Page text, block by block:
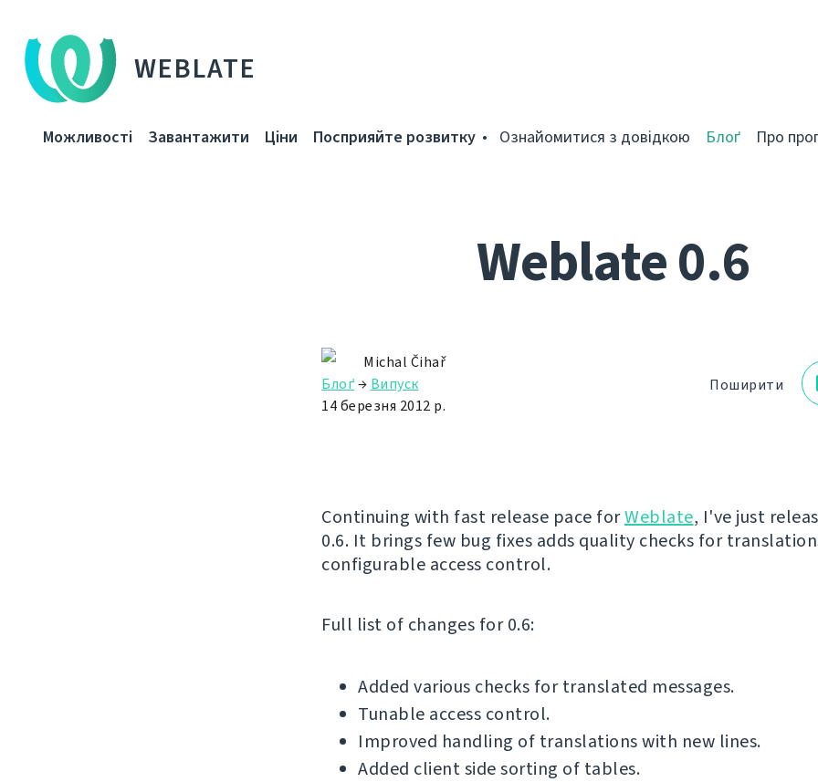
WEBLATE
Можливості Завантажити Ціни Посприяйте розвитку Ознайомитися з довідкою Блоґ Про
Weblate 0.6
Поширити
Michal Čihař
Блоґ→ Випуск
14 березня 2012 р.
Continuing with fast release pace forWeblate, I've just
0.6. It brings few bug fixes adds quality checks for
configurable access control.
Full list of changes for 0.6:
Added various checks for translated messages.
Tunable access control.
Improved handling of translations with new lines.
Added client side sorting of tables.